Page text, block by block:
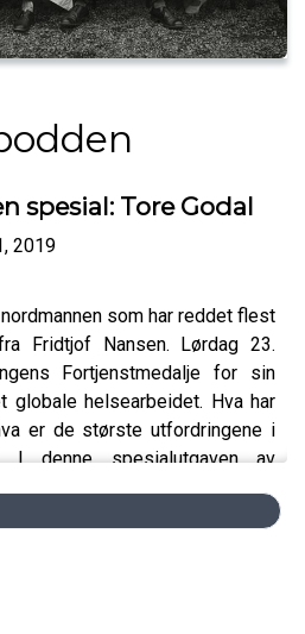
spesial: Tore Godal
2019
som har reddet flest
Fridtjof Nansen. Lørdag 23.
Fortjenstmedalje for sin
helsearbeidet. Hva har
er de største utfordringene i
I denne spesialutgaven av
du Tore Godal, som for tiden